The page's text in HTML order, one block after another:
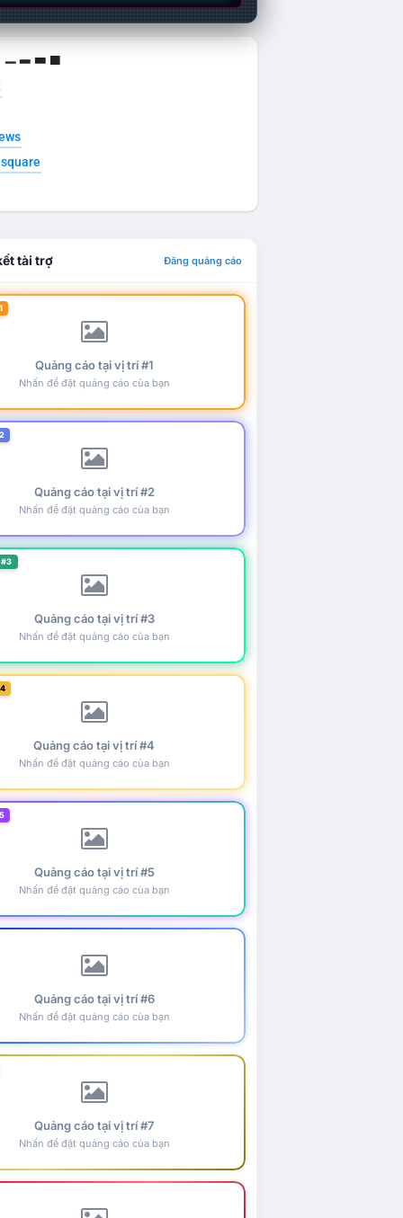
▁ ▂ ▃ ▄
tài trợ Đăng quảng cáo
Quảng cáo tại vị trí #1
Nhấn để đặt quảng cáo của bạn
Quảng cáo tại vị trí #2
Nhấn để đặt quảng cáo của bạn
Quảng cáo tại vị trí #3
Nhấn để đặt quảng cáo của bạn
Quảng cáo tại vị trí #4
Nhấn để đặt quảng cáo của bạn
Quảng cáo tại vị trí #5
Nhấn để đặt quảng cáo của bạn
Quảng cáo tại vị trí #6
Nhấn để đặt quảng cáo của bạn
Quảng cáo tại vị trí #7
Nhấn để đặt quảng cáo của bạn